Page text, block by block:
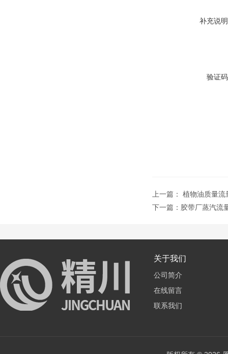
补充说
验证
上一篇： 植物油质量流
下一篇： 胶带厂蒸汽流
关于我们
公司简介
在线留言
联系我们